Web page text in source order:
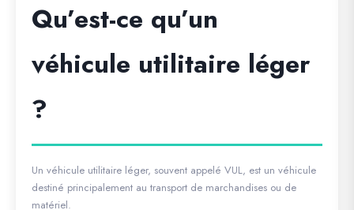
Qu’est-ce qu’un
véhicule utilitaire léger
?
Un véhicule utilitaire léger, souvent appelé VUL, est un véhicule
destiné principalement au transport de marchandises ou de
matériel.